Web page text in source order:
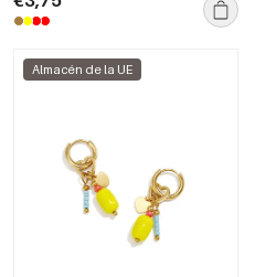
Almacén de la UE